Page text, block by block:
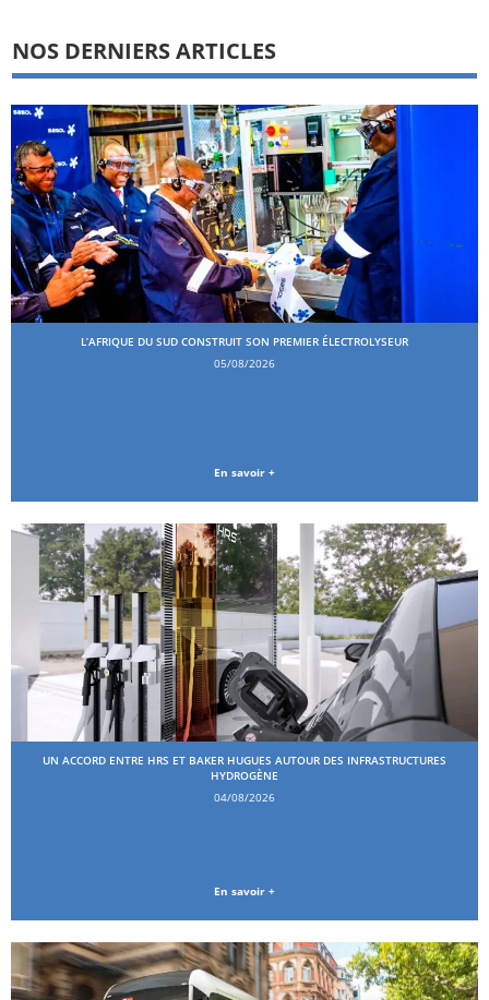
NOS DERNIERS ARTICLES
L’AFRIQUE DU SUD CONSTRUIT SON PREMIER ÉLECTROLYSEUR
05/08/2026
En savoir +
UN ACCORD ENTRE HRS ET BAKER HUGUES AUTOUR DES INFRASTRUCTURES
HYDROGÈNE
04/08/2026
En savoir +